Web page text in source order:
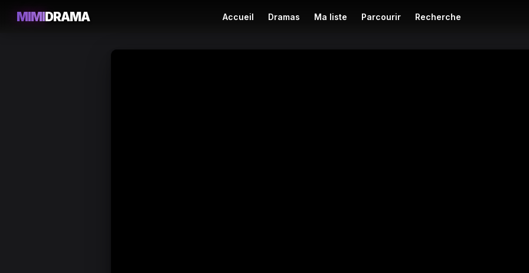
MIMIDRAMA Accueil Dramas Ma liste Parcourir Recherche